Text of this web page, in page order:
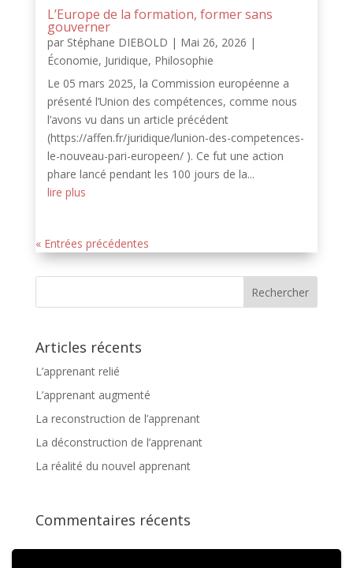
L’Europe de la formation, former sans
gouverner
par Stéphane DIEBOLD | Mai 26, 2026 |
Économie, Juridique, Philosophie
Le 05 mars 2025, la Commission européenne a
présenté l’Union des compétences, comme nous
l’avons vu dans un article précédent
(https://affen.fr/juridique/lunion-des-competences-
le-nouveau-pari-europeen/ ). Ce fut une action
phare lancé pendant les 100 jours de la...
lire plus
« Entrées précédentes
Articles récents
L’apprenant relié
L’apprenant augmenté
La reconstruction de l’apprenant
La déconstruction de l’apprenant
La réalité du nouvel apprenant
Commentaires récents